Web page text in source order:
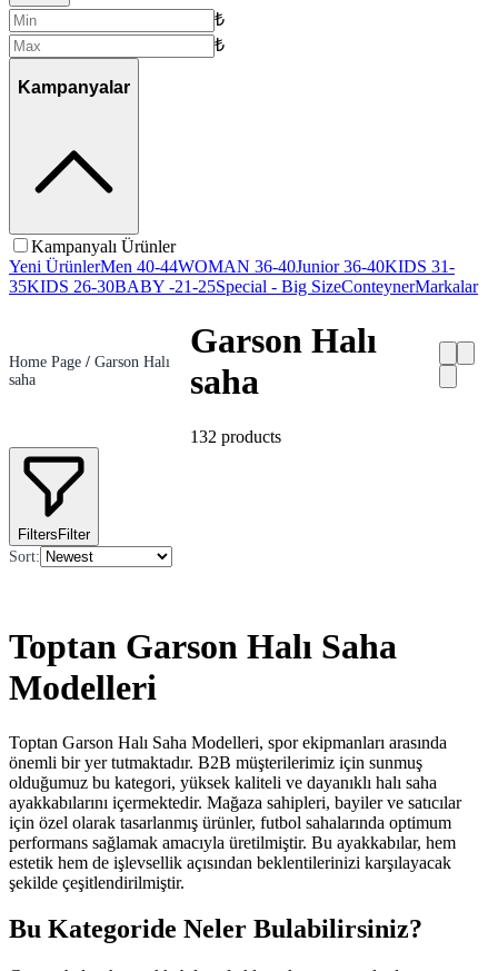
₺
₺
Kampanyalar
Kampanyalı Ürünler
Yeni ÜrünlerMen 40-44WOMAN 36-40Junior 36-40KIDS 31-
35KIDS 26-30BABY -21-25Special - Big SizeConteynerMarkalar
Home Page / Garson Halı
saha
Garson Halı
saha
132 products
FiltersFilter
Sort:
Toptan Garson Halı Saha
Modelleri
Toptan Garson Halı Saha Modelleri, spor ekipmanları arasında
önemli bir yer tutmaktadır. B2B müşterilerimiz için sunmuş
olduğumuz bu kategori, yüksek kaliteli ve dayanıklı halı saha
ayakkabılarını içermektedir. Mağaza sahipleri, bayiler ve satıcılar
için özel olarak tasarlanmış ürünler, futbol sahalarında optimum
performans sağlamak amacıyla üretilmiştir. Bu ayakkabılar, hem
estetik hem de işlevsellik açısından beklentilerinizi karşılayacak
şekilde çeşitlendirilmiştir.
Bu Kategoride Neler Bulabilirsiniz?